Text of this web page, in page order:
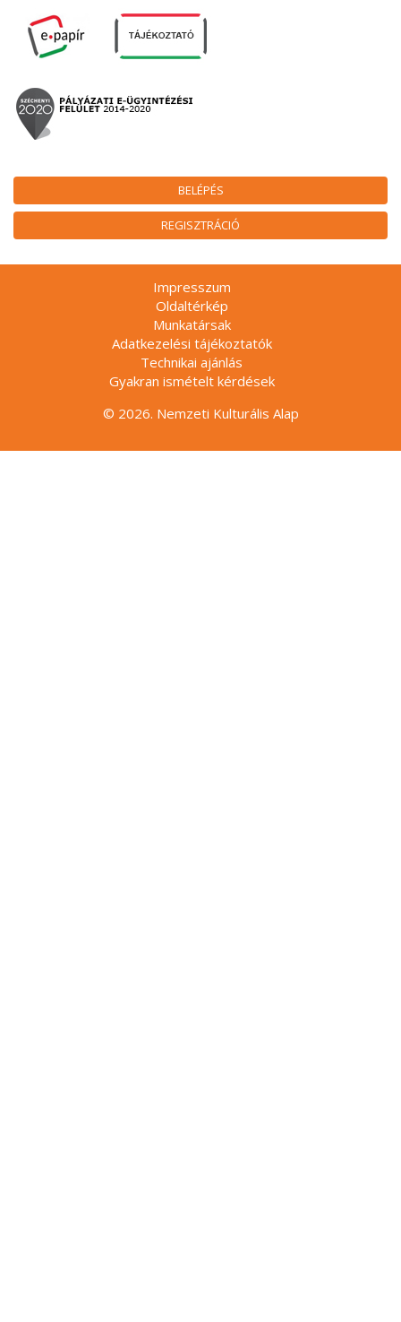
BELÉPÉS
REGISZTRÁCIÓ
Impresszum
Oldaltérkép
Munkatársak
Adatkezelési tájékoztatók
Technikai ajánlás
Gyakran ismételt kérdések
© 2026. Nemzeti Kulturális Alap